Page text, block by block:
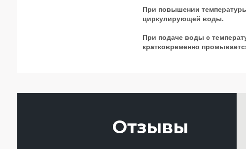
При повышении
циркулирующей воды.
При подаче воды с
кратковременно
Отзывы